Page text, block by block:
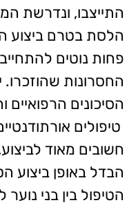
התייצבו, ונדרשת
הלסת בטרם ביצוע
פחות נוטים
החסרונות
הסיכונים
טיפולים
חשובים מאוד
הבדל באופן ביצוע
הטיפול בין בני